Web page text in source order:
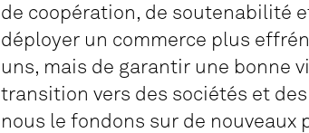
de coopération, de soutenabilité
déployer un commerce plus
uns, mais de garantir une bonne
transition vers des sociétés et
nous le fondons sur de nouveaux